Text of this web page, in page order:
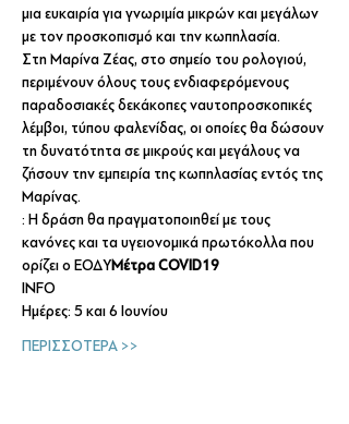
μια ευκαιρία για γνωριμία μικρών και μεγάλων
με τον προσκοπισμό και την κωπηλασία.
Στη Μαρίνα Ζέας, στο σημείο του ρολογιού,
περιμένουν όλους τους ενδιαφερόμενους
παραδοσιακές δεκάκοπες ναυτοπροσκοπικές
λέμβοι, τύπου φαλενίδας, οι οποίες θα δώσουν
τη δυνατότητα σε μικρούς και μεγάλους να
ζήσουν την εμπειρία της κωπηλασίας εντός της
Μαρίνας.
: Η δράση θα πραγματοποιηθεί με τους
κανόνες και τα υγειονομικά πρωτόκολλα που
ορίζει ο ΕΟΔΥΜέτρα COVID19
INFO
Hμέρες: 5 και 6 Ιουνίου
ΠΕΡΙΣΣΟΤΕΡΑ >>